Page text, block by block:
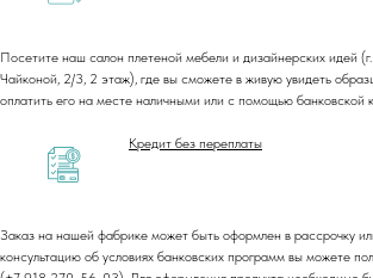
Посетите наш салон плетеной мебели и дизайнерских идей
Чайконой, 2/3, 2 этаж), где вы сможете в живую увидеть
оплатить его на месте наличными или с помощью банковской
Кредит без переплаты
Заказ на нашей фабрике может быть оформлен в рассрочку
консультацию об условиях банковских программ вы можете